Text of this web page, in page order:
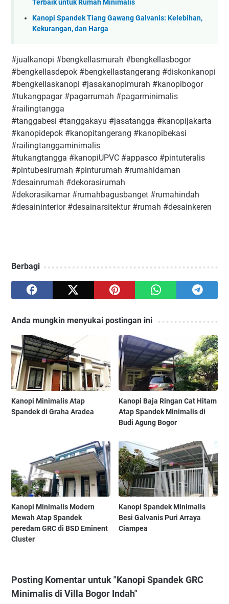
Terbaik untuk Rumah Minimalis
Kanopi Spandek Tiang Gawang Galvanis: Kelebihan,
Kekurangan, dan Harga
#jualkanopi #bengkellasmurah #bengkellasbogor
#bengkellasdepok #bengkellastangerang #diskonkanopi
#bengkellaskanopi #jasakanopimurah #kanopibogor
#tukangpagar #pagarrumah #pagarminimalis
#railingtangga
#tanggabesi #tanggakayu #jasatangga #kanopijakarta
#kanopidepok #kanopitangerang #kanopibekasi
#railingtanggaminimalis
#tukangtangga #kanopiUPVC #appasco #pintuteralis
#pintubesirumah #pinturumah #rumahidaman
#desainrumah #dekorasirumah
#dekorasikamar #rumahbagusbanget #rumahindah
#desaininterior #desainarsitektur #rumah #desainkeren
Berbagi
Anda mungkin menyukai postingan ini
Kanopi Minimalis Atap
Spandek di Graha Aradea
Kanopi Baja Ringan Cat Hitam
Atap Spandek Minimalis di
Budi Agung Bogor
Kanopi Minimalis Modern
Mewah Atap Spandek
peredam GRC di BSD Eminent
Cluster
Kanopi Spandek Minimalis
Besi Galvanis Puri Arraya
Ciampea
Posting Komentar untuk "Kanopi Spandek GRC
Minimalis di Villa Bogor Indah"